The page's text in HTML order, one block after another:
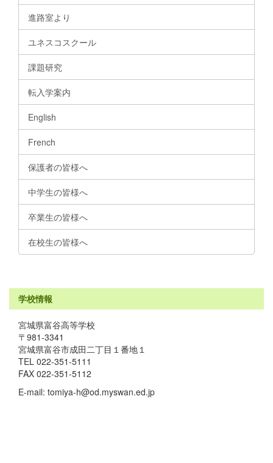
進路室より
ユネスコスクール
課題研究
転入学案内
English
French
保護者の皆様へ
中学生の皆様へ
卒業生の皆様へ
在校生の皆様へ
学校情報
宮城県富谷高等学校
〒981-3341
宮城県富谷市成田二丁目１番地１
TEL 022-351-5111
FAX 022-351-5112
E-mail: tomiya-h@od.myswan.ed.jp